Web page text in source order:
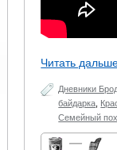
Читать
Дневники
байдарка
Семейный
—